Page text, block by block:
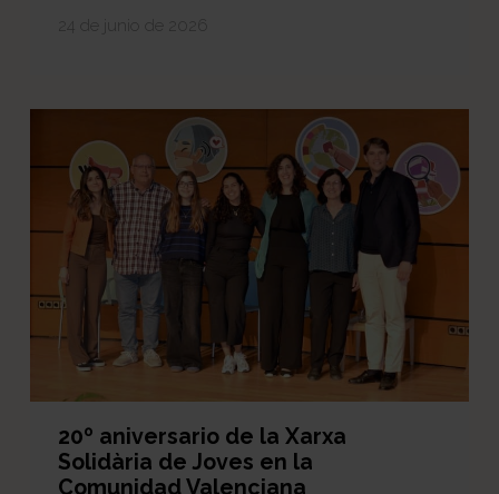
24 de junio de 2026
20º aniversario de la Xarxa
Solidària de Joves en la
Comunidad Valenciana